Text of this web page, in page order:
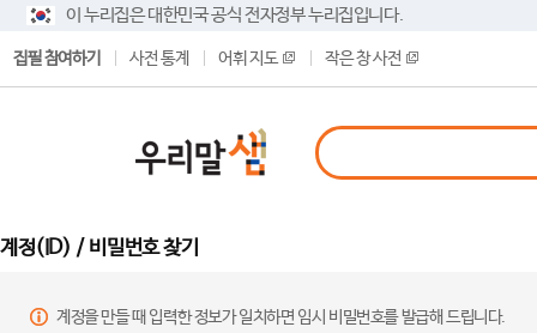
이 누리집은 대한민국 공식 전자정부 누리집입니다.
집필 참여하기 사전 통계 어휘 지도 작은 창 사전
계정(ID) / 비밀번호 찾기
계정을 만들 때 입력한 정보가 일치하면 임시 비밀번호를 발급해 드립니다.